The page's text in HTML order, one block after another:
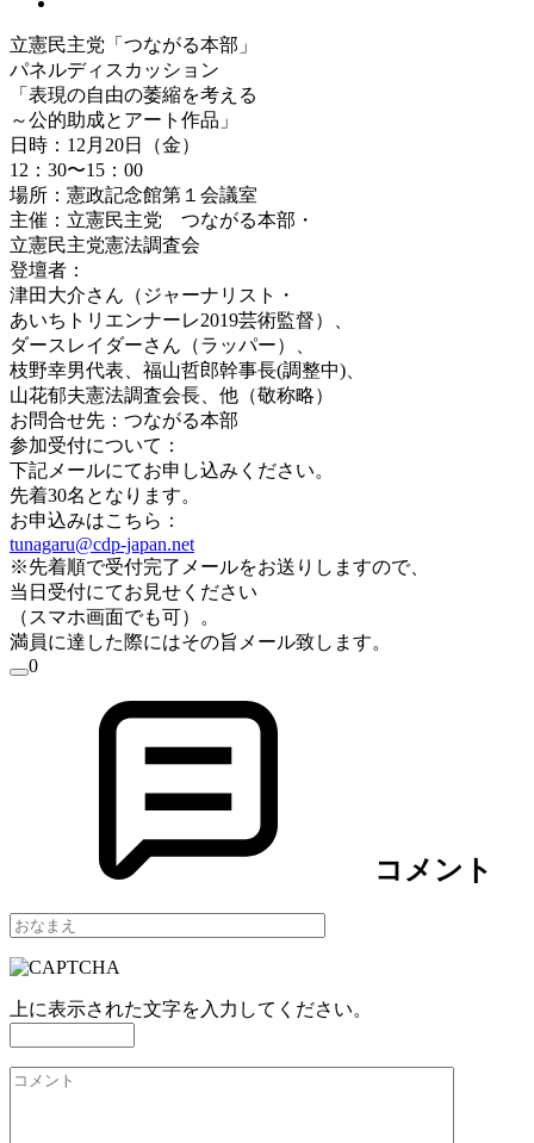
立憲民主党「つながる本部」
パネルディスカッション
「表現の自由の萎縮を考える
～公的助成とアート作品」
日時：12月20日（金）
12：30〜15：00
場所：憲政記念館第１会議室
主催： 立憲民主党 つながる本部・
立憲民主党憲法調査会
登壇者：
津田大介さん（ジャーナリスト・
あいちトリエンナーレ2019芸術監督）、
ダースレイダーさん（ラッパー）、
枝野幸男代表、福山哲郎幹事長(調整中)、
山花郁夫憲法調査会長、他（敬称略）
お問合せ先：つながる本部
参加受付について：
下記 メールにてお申し込みください。
先着30名となります。
お申込みはこちら：
tunagaru@cdp-japan.net
※先着順で受付完了 メールをお送りしますので、
当日受付にてお見せください
（スマホ画面でも可）。
満員に達した際にはその旨 メール致します。
0
コメント
上に表示された文字を入力してください。